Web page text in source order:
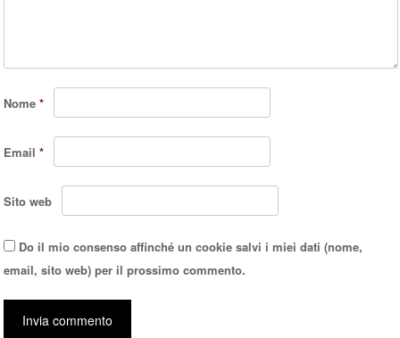
Nome*
Email*
Sito web
Do il mio consenso affinché un cookie salvi i miei dati (nome,
email, sito web) per il prossimo commento.